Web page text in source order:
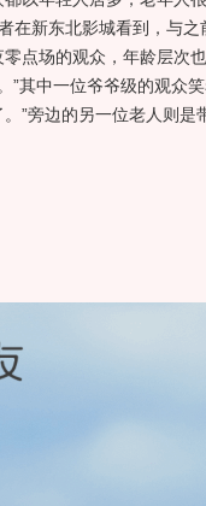
在新东北影城看到，与之
点场的观众，年龄层次
”其中一位爷爷级的观众
”旁边的另一位老人则